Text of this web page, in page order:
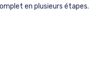
en plusieurs étapes.